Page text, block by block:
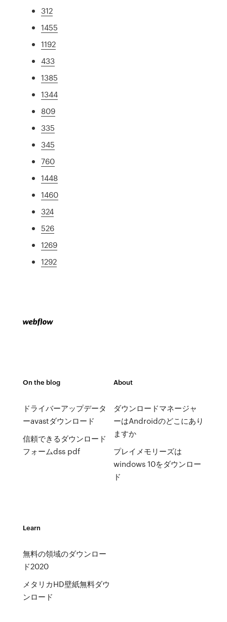
312
1455
1192
433
1385
1344
809
335
345
760
1448
1460
324
526
1269
1292
On the blog
ドライバーアップデータ
ーavastダウンロード
信頼できるダウンロード
フォームdss pdf
About
ダウンロードマネージャ
ーはAndroidのどこにあり
ますか
プレイメモリーズは
windows 10をダウンロー
ド
Learn
無料の領域のダウンロー
ド2020
メタリカHD壁紙無料ダウ
ンロード